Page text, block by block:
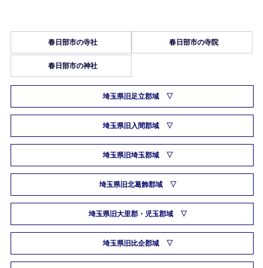
春日部市の寺社 春日部市の寺院
春日部市の神社
埼玉県旧足立郡域
埼玉県旧入間郡域
埼玉県旧埼玉郡域
埼玉県旧北葛飾郡域
埼玉県旧大里郡・児玉郡域
埼玉県旧比企郡域